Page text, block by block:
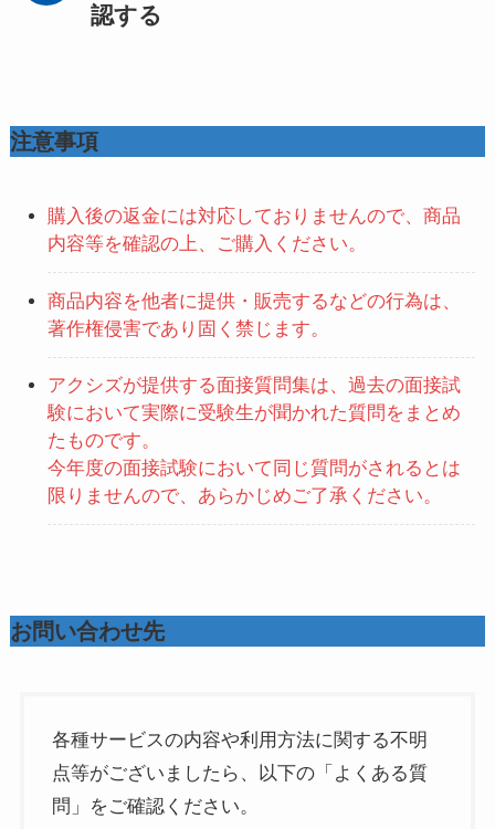
認する
注意事項
購入後の返金には対応しておりませんので、商品
内容等を確認の上、ご購入ください。
商品内容を他者に提供・販売するなどの行為は、
著作権侵害であり固く禁じます。
アクシズが提供する面接質問集は、過去の面接試
験において実際に受験生が聞かれた質問をまとめ
たものです。
今年度の面接試験において同じ質問がされるとは
限りませんので、あらかじめご了承ください。
お問い合わせ先
各種サービスの内容や利用方法に関する不明
点等がございましたら、以下の「よくある質
問」をご確認ください。